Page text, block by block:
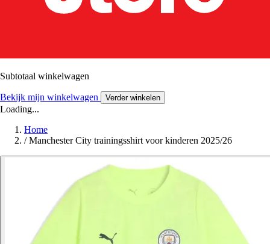
Subtotaal winkelwagen
Bekijk mijn winkelwagen Verder winkelen
Loading...
Home
/ Manchester City trainingsshirt voor kinderen 2025/26